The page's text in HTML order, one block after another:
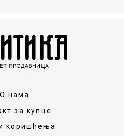
О нама
за купце
коришћења